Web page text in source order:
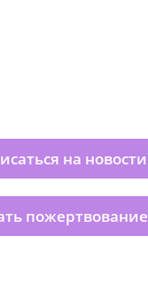
на новости
пожертвование